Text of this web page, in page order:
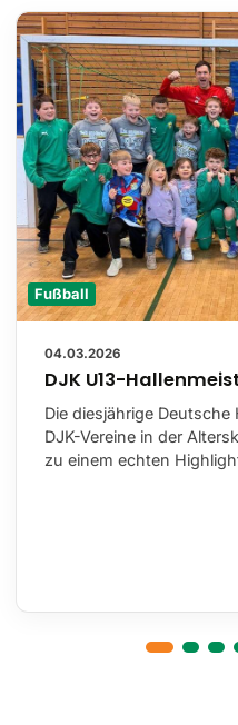
Fußball
04.03.2026
DJK U13-
Die diesjährige
DJK-Vereine in der
zu einem echten